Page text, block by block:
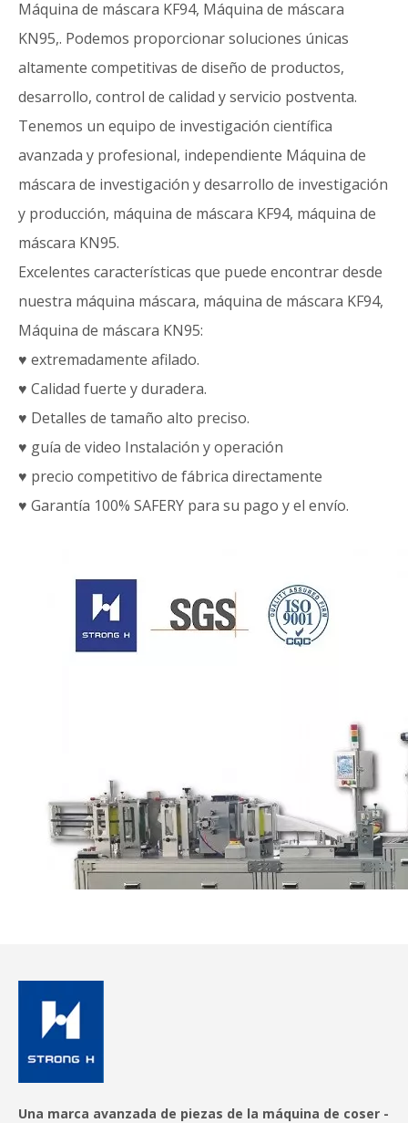
Máquina de máscara KF94, Máquina de máscara
KN95,. Podemos proporcionar soluciones únicas
altamente competitivas de diseño de productos,
desarrollo, control de calidad y servicio postventa.
Tenemos un equipo de investigación científica
avanzada y profesional, independiente Máquina de
máscara de investigación y desarrollo de investigación
y producción, máquina de máscara KF94, máquina de
máscara KN95.
Excelentes características que puede encontrar desde
nuestra máquina máscara, máquina de máscara KF94,
Máquina de máscara KN95:
♥ extremadamente afilado.
♥ Calidad fuerte y duradera.
♥ Detalles de tamaño alto preciso.
♥ guía de video Instalación y operación
♥ precio competitivo de fábrica directamente
♥ Garantía 100% SAFERY para su pago y el envío.
Descripción de la máscara
Una marca avanzada de piezas de la máquina de coser -